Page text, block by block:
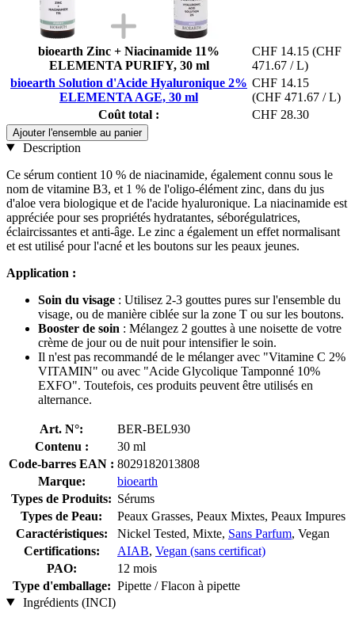
bioearth Zinc + Niacinamide 11%
ELEMENTA PURIFY, 30 ml
CHF 14.15 (CHF
471.67 / L)
bioearth Solution d'Acide Hyaluronique 2%
ELEMENTA AGE, 30 ml
CHF 14.15
(CHF 471.67 / L)
Coût total :
CHF 28.30
Ajouter l'ensemble au panier
Description
Ce sérum contient 10 % de niacinamide, également connu sous le
nom de vitamine B3, et 1 % de l'oligo-élément zinc, dans du jus
d'aloe vera biologique et de l'acide hyaluronique. La niacinamide est
appréciée pour ses propriétés hydratantes, séborégulatrices,
éclaircissantes et anti-âge. Le zinc a également un effet normalisant
et est utilisé pour l'acné et les boutons sur les peaux jeunes.
Application :
Soin du visage : Utilisez 2-3 gouttes pures sur l'ensemble du
visage, ou de manière ciblée sur la zone T ou sur les boutons.
Booster de soin : Mélangez 2 gouttes à une noisette de votre
crème de jour ou de nuit pour intensifier le soin.
Il n'est pas recommandé de le mélanger avec "Vitamine C 2%
VITAMIN" ou avec "Acide Glycolique Tamponné 10%
EXFO". Toutefois, ces produits peuvent être utilisés en
alternance.
Art. N°:
BER-BEL930
Contenu :
30 ml
Code-barres EAN : 8029182013808
Marque:
bioearth
Types de Produits: Sérums
Types de Peau:
Peaux Grasses, Peaux Mixtes, Peaux Impures
Caractéristiques:
Nickel Tested, Mixte, Sans Parfum, Vegan
Certifications:
AIAB, Vegan (sans certificat)
PAO:
12 mois
Type d'emballage: Pipette / Flacon à pipette
Ingrédients (INCI)